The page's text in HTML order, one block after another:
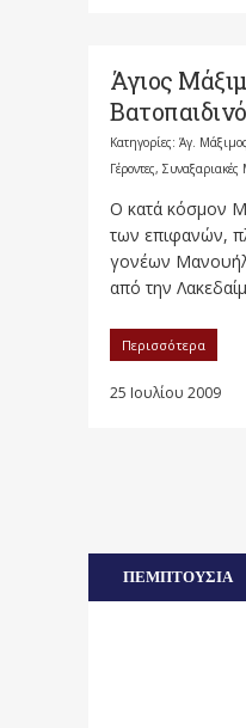
Άγιος
Κατηγορίες: Άγ.
Γέροντες, Συναξαριακές
Ο κατά κόσμον
των επιφανών,
γονέων Μανουήλ
από την
Περισσότερα
25 Ιουλίου 2009
ΠΕΜΠΤΟΥΣΙΑ